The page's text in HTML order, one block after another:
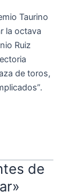
Taurino
la octava
Ruiz
de toros,
de